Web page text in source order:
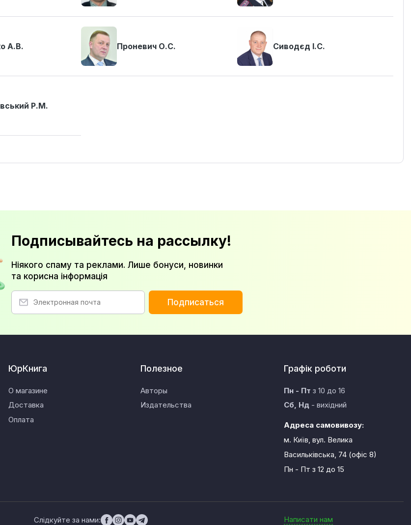
А.В. Проневич О.С. Сиводєд І.С.
Р.М.
Подписывайтесь на рассылку!
Ніякого спаму та реклами. Лише бонуси, новинки
та корисна інформація
Подписаться
ЮрКнига
О магазине
Доставка
Оплата
Полезное
Авторы
Издательства
Графік роботи
Пн - Пт з 10 до 16
Сб, Нд- вихідний
Адреса самовивозу:
м. Київ, вул. Велика
Васильківська, 74 (офіс 8)
Пн - Пт з 12 до 15
Слідкуйте за нами: Написати нам